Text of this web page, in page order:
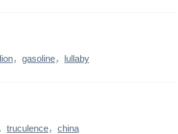
gasoline lullaby
truculence china